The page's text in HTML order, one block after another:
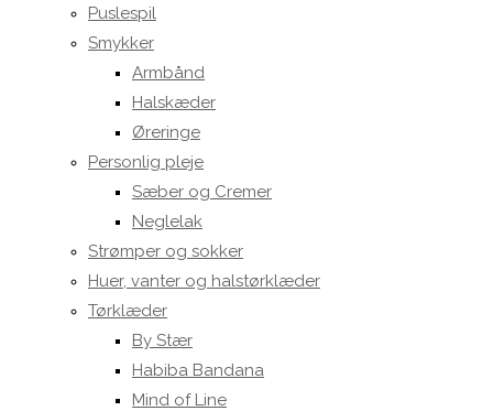
Puslespil
Smykker
Armbånd
Halskæder
Øreringe
Personlig pleje
Sæber og Cremer
Neglelak
Strømper og sokker
Huer, vanter og halstørklæder
Tørklæder
By Stær
Habiba Bandana
Mind of Line